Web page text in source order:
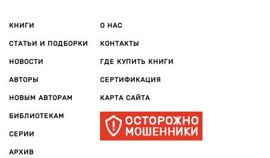
КНИГИ
СТАТЬИ И ПОДБОРКИ
НОВОСТИ
АВТОРЫ
НОВЫМ АВТОРАМ
БИБЛИОТЕКАМ
СЕРИИ
АРХИВ
О НАС
КОНТАКТЫ
ГДЕ КУПИТЬ КНИГИ
СЕРТИФИКАЦИЯ
КАРТА САЙТА